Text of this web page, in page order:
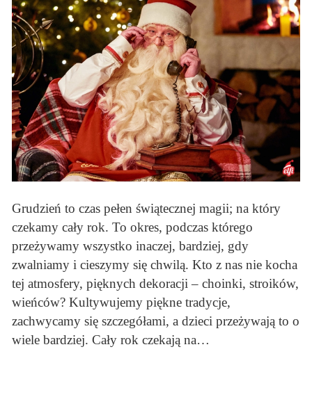
Grudzień to czas pełen świątecznej magii; na który
czekamy cały rok. To okres, podczas którego
przeżywamy wszystko inaczej, bardziej, gdy
zwalniamy i cieszymy się chwilą. Kto z nas nie kocha
tej atmosfery, pięknych dekoracji – choinki, stroików,
wieńców? Kultywujemy piękne tradycje,
zachwycamy się szczegółami, a dzieci przeżywają to o
wiele bardziej. Cały rok czekają na…